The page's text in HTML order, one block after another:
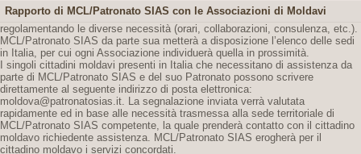
Rapporto di MCL/Patronato SIAS con le Associazioni di Moldavi
regolamentando le diverse necessità (orari, collaborazioni, consulenza, etc.).
MCL/Patronato SIAS da parte sua metterà a disposizione l’elenco delle sedi
in Italia, per cui ogni Associazione individuerà quella in prossimità.
I singoli cittadini moldavi presenti in Italia che necessitano di assistenza da
parte di MCL/Patronato SIAS e del suo Patronato possono scrivere
direttamente al seguente indirizzo di posta elettronica:
moldova@patronatosias.it. La segnalazione inviata verrà valutata
rapidamente ed in base alle necessità trasmessa alla sede territoriale di
MCL/Patronato SIAS competente, la quale prenderà contatto con il cittadino
moldavo richiedente assistenza. MCL/Patronato SIAS erogherà per il
cittadino moldavo i servizi concordati.